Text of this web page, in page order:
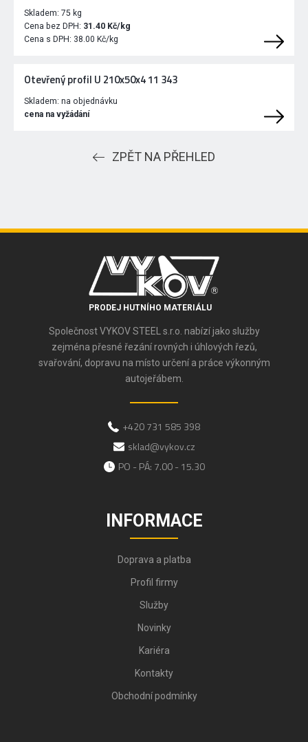
Skladem: 75 kg
Cena bez DPH: 31.40 Kč/kg
Cena s DPH: 38.00 Kč/kg
Otevřený profil U 210x50x4 11 343
Skladem: na objednávku
cena na vyžádání
ZPĚT NA PŘEHLED
PRODEJ HUTNÍHO MATERIÁLU
Společnost VYKOV STEEL s.r.o. nabízí jako služby
zejména přesné řezání rovných i úhlových řezů,
svařování, dopravu na místo určení a práce výkonným
autojeřábem.
+420 731 585 398
sklad@vykov.cz
PO - PÁ: 7.00 - 15.30
INFORMACE
Doprava a platba
Profil firmy
Služby
Novinky
Kariéra
Kontakty
Obchodní podmínky